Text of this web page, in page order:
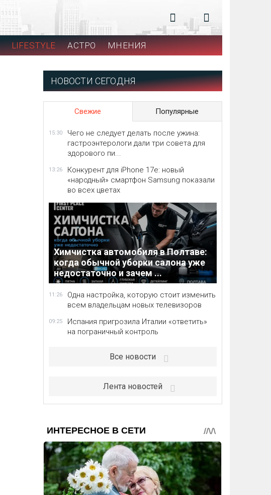
LIFESTYLE АСТРО МНЕНИЯ
НОВОСТИ СЕГОДНЯ
Свежие Популярные
15:30
Чего не следует делать после ужина:
гастроэнтерологи дали три совета для
здорового пи...
13:26
Конкурент для iPhone 17e: новый
«народный» смартфон Samsung показали
во всех цветах
Химчистка автомобиля в Полтаве:
когда обычной уборки салона уже
недостаточно и зачем ...
11:26
Одна настройка, которую стоит изменить
всем владельцам новых телевизоров
09:25
Испания пригрозила Италии «ответить»
на пограничный контроль
Все новости
Лента новостей